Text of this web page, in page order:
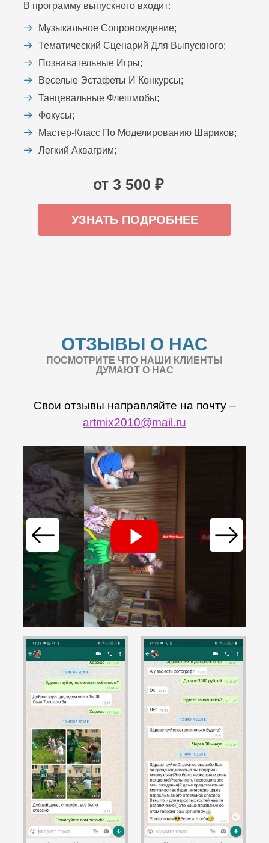
В программу выпускного входит:
Музыкальное Сопровождение;
Тематический Сценарий Для Выпускного;
Познавательные Игры;
Веселые Эстафеты И Конкурсы;
Танцевальные Флешмобы;
Фокусы;
Мастер-Класс По Моделированию Шариков;
Легкий Аквагрим;
от 3 500 ₽
УЗНАТЬ ПОДРОБНЕЕ
ОТЗЫВЫ О НАС
ПОСМОТРИТЕ ЧТО НАШИ КЛИЕНТЫ
ДУМАЮТ О НАС
Свои отзывы направляйте на почту –
artmix2010@mail.ru